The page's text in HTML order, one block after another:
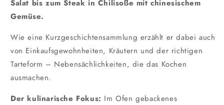
Salat bis zum Steak in Chilisoße mit chinesischem
Gemüse.
Wie eine Kurzgeschichtensammlung erzählt er dabei auch
von Einkaufsgewohnheiten, Kräutern und der richtigen
Tarteform – Nebensächlichkeiten, die das Kochen
ausmachen.
Der kulinarische Fokus: Im Ofen gebackenes